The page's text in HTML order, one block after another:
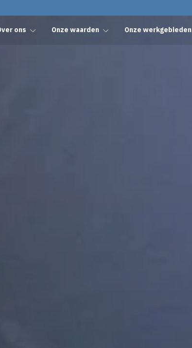
ons Onze waarden Onze werkgebieden